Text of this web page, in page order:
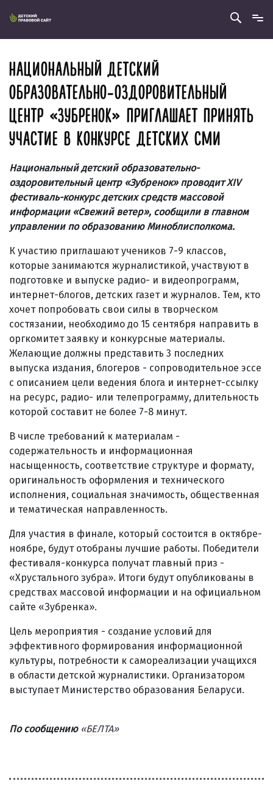
НАЦИОНАЛЬНЫЙ ДЕТСКИЙ
ОБРАЗОВАТЕЛЬНО-ОЗДОРОВИТЕЛЬНЫЙ
ЦЕНТР «ЗУБРЕНОК» ПРИГЛАШАЕТ ПРИНЯТЬ
УЧАСТИЕ В КОНКУРСЕ ДЕТСКИХ СМИ
Национальный детский образовательно-
оздоровительный центр «Зубренок» проводит XIV
фестиваль-конкурс детских средств массовой
информации «Свежий ветер», сообщили в главном
управлении по образованию Миноблисполкома.
К участию приглашают учеников 7-9 классов,
которые занимаются журналистикой, участвуют в
подготовке и выпуске радио- и видеопрограмм,
интернет-блогов, детских газет и журналов. Тем, кто
хочет попробовать свои силы в творческом
состязании, необходимо до 15 сентября направить в
оргкомитет заявку и конкурсные материалы.
Желающие должны представить 3 последних
выпуска издания, блогеров - сопроводительное эссе
с описанием цели ведения блога и интернет-ссылку
на ресурс, радио- или телепрограмму, длительность
которой составит не более 7-8 минут.
В числе требований к материалам -
содержательность и информационная
насыщенность, соответствие структуре и формату,
оригинальность оформления и технического
исполнения, социальная значимость, общественная
и тематическая направленность.
Для участия в финале, который состоится в октябре-
ноябре, будут отобраны лучшие работы. Победители
фестиваля-конкурса получат главный приз -
«Хрустального зубра». Итоги будут опубликованы в
средствах массовой информации и на официальном
сайте «Зубренка».
Цель мероприятия - создание условий для
эффективного формирования информационной
культуры, потребности к самореализации учащихся
в области детской журналистики. Организатором
выступает Министерство образования Беларуси.
По сообщению «БЕЛТА»